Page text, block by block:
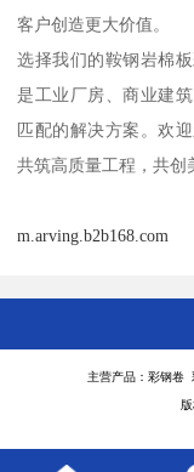
客户创造更大价值。
选择我们的鞍钢岩棉
是工业厂房、商业建
匹配的解决方案。欢
共筑高质量工程，共创
m.arving.b2b168.com
主营产品：彩钢卷